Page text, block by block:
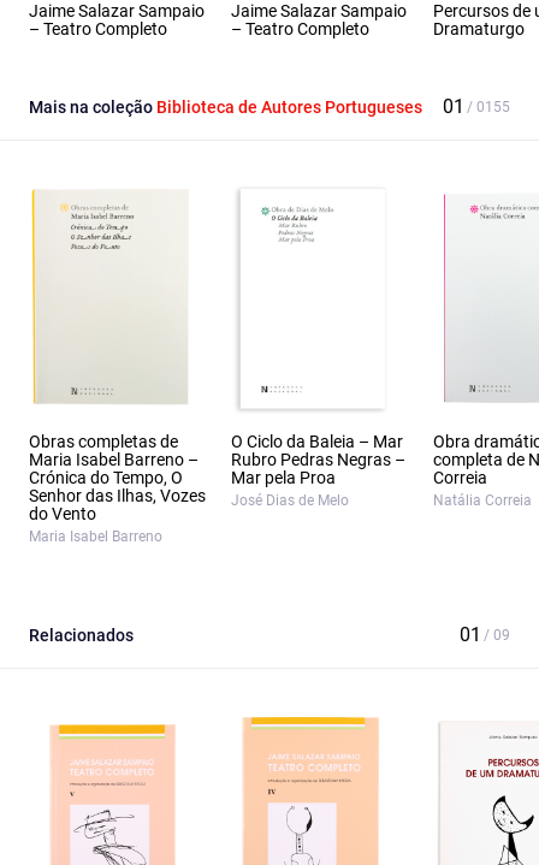
Jaime Salazar Sampaio
– Teatro Completo
Jaime Salazar Sampaio
– Teatro Completo
Percursos de
Dramaturgo
Mais na coleção Biblioteca de Autores Portugueses
Obras completas de
Maria Isabel Barreno –
Crónica do Tempo, O
Senhor das Ilhas, Vozes
do Vento
Maria Isabel Barreno
O Ciclo da Baleia – Mar
Rubro Pedras Negras –
Mar pela Proa
José Dias de Melo
Obra
completa de
Correia
Natália Correia
Relacionados